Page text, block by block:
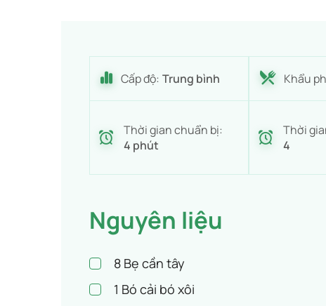
Cấp độ: Trung bình Khẩu
Thời gian chuẩn bị:
4 phút
Thời
4
Nguyên liệu
8 Bẹ cần tây
1 Bó cải bó xôi